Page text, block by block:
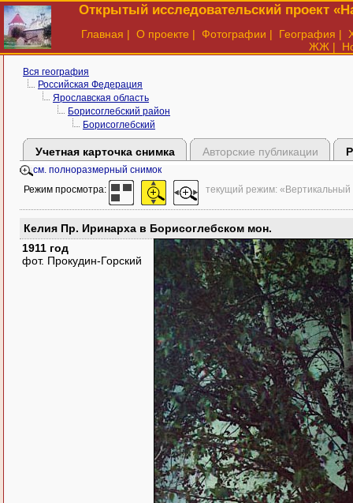
Открытый исследовательский проект
Главная | О проекте | Фотографии | География |
ЖЖ |
Вся география
Российская Федерация
Ярославская область
Борисоглебский район
Борисоглебский
Учетная карточка снимка Авторские публикации
см. полноразмерный снимок
Режим просмотра: текущий режим: «Вертикальный
Келия Пр. Иринарха в Борисоглебском мон.
1911 год
фот. Прокудин-Горский